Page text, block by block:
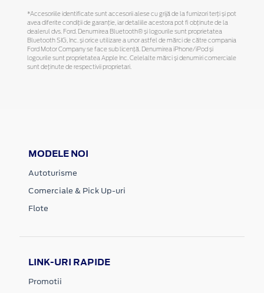
*Accesoriile identificate sunt accesorii alese cu grijă de la furnizori terți și pot
avea diferite condiții de garanție, iar detaliile acestora pot fi obținute de la
dealerul dvs. Ford. Denumirea Bluetooth® și logourile sunt proprietatea
Bluetooth SIG, Inc. și orice utilizare a unor astfel de mărci de către compania
Ford Motor Company se face sub licență. Denumirea iPhone/iPod și
logourile sunt proprietatea Apple Inc. Celelalte mărci și denumiri comerciale
sunt deținute de respectivii proprietari.
MODELE NOI
Autoturisme
Comerciale & Pick Up-uri
Flote
LINK-URI RAPIDE
Promotii